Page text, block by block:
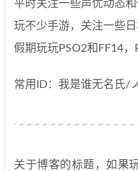
平时关注一些声优动态和
玩不少手游，关注一些日
假期玩玩PSO2和FF14，
常用ID：我是谁无名氏/
关于博客的标题，如果